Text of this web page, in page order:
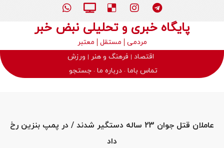
پایگاه خبری و تحلیلی نبض خبر
مردمی مستقل
معتبر
اقتصاد
فرهنگ و هنر
ورزش
تماس باما درباره ما جستجو
عاملان قتل جوان 23 ساله دستگیر شدند / در پمپ بنزین رخ
داد